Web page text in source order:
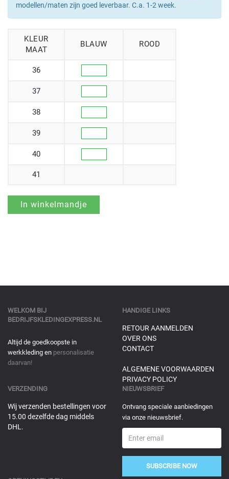
modellen/maten zijn goed leverbaar. C.a. 1-2 week.
KLEUR
MAAT
BLAUW ROOD
36
37
38
39
40
41
WELKOM BIJ
BEDRIJFSKLEDINGEXPRESS.NL
Altijd de goedkoopste in
werkkleding en personalisatie
daarvan!
HANDIGE LINKS
RETOUR AANMELDEN
OVER ONS
CONTACT
ALGEMENE VOORWAARDEN
PRIVACY POLICY
VERZENDING
Wij verzenden bestellingen voor
15.00 dezelfde dag middels
DHL.
NIEUWSBRIEF
Ontvang speciale aanbiedingen
via onze nieuwsbrief.
SUBSCRIBE NOW